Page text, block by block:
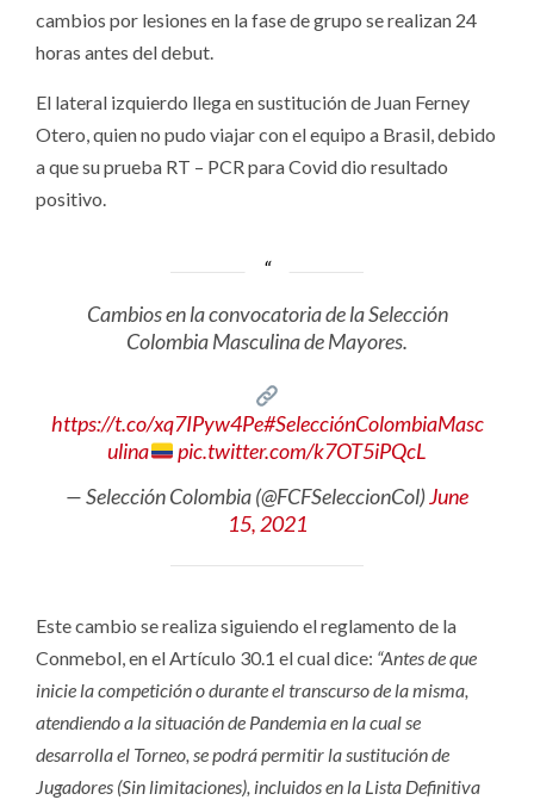
cambios por lesiones en la fase de grupo se realizan 24
horas antes del debut.
El lateral izquierdo llega en sustitución de Juan Ferney
Otero, quien no pudo viajar con el equipo a Brasil, debido
a que su prueba RT – PCR para Covid dio resultado
positivo.
Cambios en la convocatoria de la Selección
Colombia Masculina de Mayores.
https://t.co/xq7IPyw4Pe#SelecciónColombiaMasc
ulina
pic.twitter.com/k7OT5iPQcL
— Selección Colombia (@FCFSeleccionCol)June
15, 2021
Este cambio se realiza siguiendo el reglamento de la
Conmebol, en el Artículo 30.1 el cual dice: “Antes de que
inicie la competición o durante el transcurso de la misma,
atendiendo a la situación de Pandemia en la cual se
desarrolla el Torneo, se podrá permitir la sustitución de
Jugadores (Sin limitaciones), incluidos en la Lista Definitiva